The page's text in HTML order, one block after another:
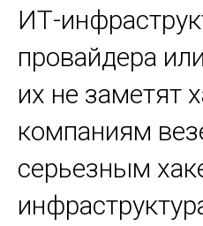
ИТ-
провайдера
их не заметят
компаниям
серьезным